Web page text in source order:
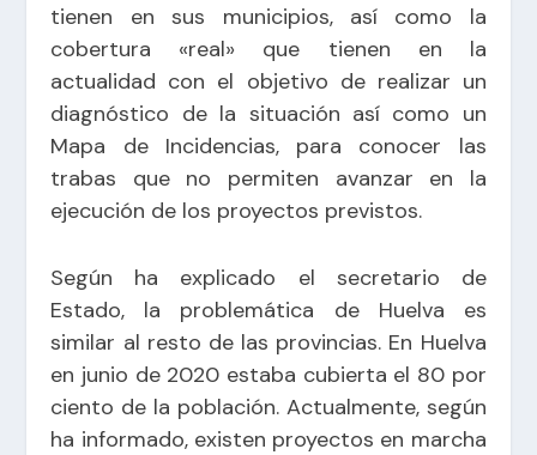
tienen en sus municipios, así como la
cobertura «real» que tienen en la
actualidad con el objetivo de realizar un
diagnóstico de la situación así como un
Mapa de Incidencias, para conocer las
trabas que no permiten avanzar en la
ejecución de los proyectos previstos.
Según ha explicado el secretario de
Estado, la problemática de Huelva es
similar al resto de las provincias. En Huelva
en junio de 2020 estaba cubierta el 80 por
ciento de la población. Actualmente, según
ha informado, existen proyectos en marcha